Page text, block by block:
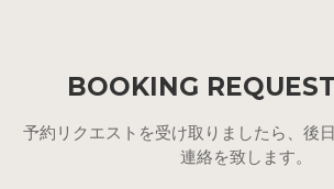
BOOKING
予約リクエストを受け取りましたら、後
連絡を致します。